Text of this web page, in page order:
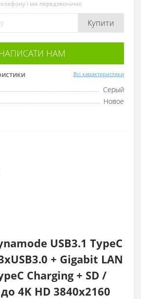
і ми передзвонимо
Купити
НАМ
Всі характеристики
Серый
Новое
USB3.1 TypeC
+ Gigabit LAN
Charging + SD /
4K HD 3840x2160